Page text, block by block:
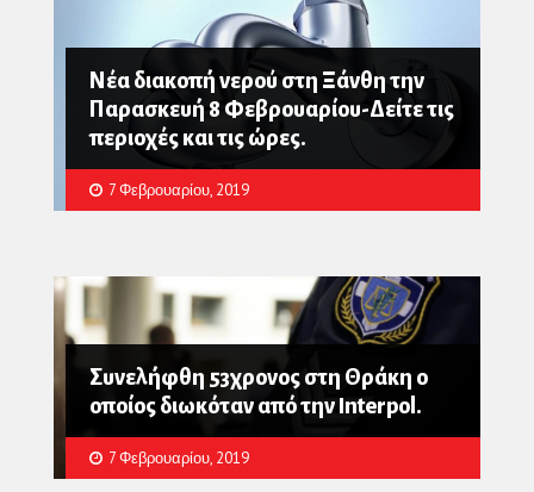
Νέα διακοπή νερού στη Ξάνθη την
Παρασκευή 8 Φεβρουαρίου-Δείτε τις
περιοχές και τις ώρες.
7 Φεβρουαρίου, 2019
Συνελήφθη 53χρονος στη Θράκη ο
οποίος διωκόταν από την Interpol.
7 Φεβρουαρίου, 2019